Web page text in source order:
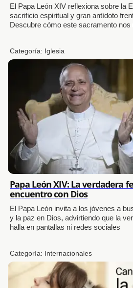
El Papa León XIV reflexiona sobre la
sacrificio espiritual y gran antídoto
Descubre cómo este sacramento nos
Categoría: Iglesia
Papa León XIV: La verdadera
encuentro con Dios
El Papa León invita a los jóvenes a
y la paz en Dios, advirtiendo que la
halla en pantallas ni redes sociales
Categoría: Internacionales